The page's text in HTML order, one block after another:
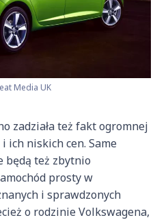
Media UK
zadziała też fakt ogromnej
ich niskich cen. Same
będą też zbytnio
prosty w
i sprawdzonych
o rodzinie Volkswagena,